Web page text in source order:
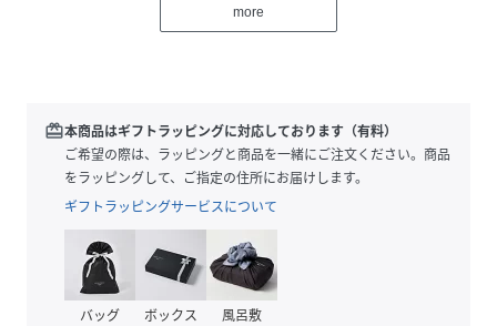
・折りたためるハンドル付きで持ち運びやすく、使わないと
きはコンパクトに
・保冷、保温どちらもでき、夏はもちろん冬にも活躍
・真空断熱二重構造で結露せず扱いやすい
・蓋を外すと入り口が大きく開き、飲み物を入れやすく、お
手入れもしやすい
more
redeem本商品はギフトラッピングに対応しております（有料）
ご希望の際は、ラッピングと商品を一緒にご注文ください。商品
をラッピングして、ご指定の住所にお届けします。
ギフトラッピングサービスについて
バッグ ボックス 風呂敷